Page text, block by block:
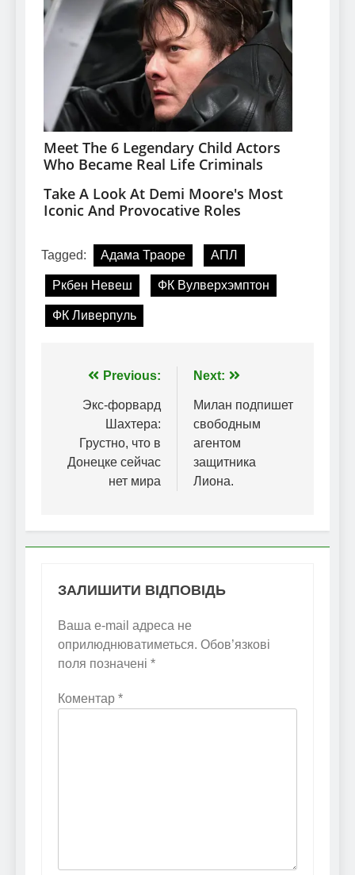
Tagged: Адама Траоре АПЛ
Ркбен Невеш ФК Вулверхэмптон
ФК Ливерпуль
Навігація
записів
Previous:
Экс-форвард
Шахтера:
Грустно, что в
Донецке сейчас
нет мира
Next:
Милан подпишет
свободным
агентом
защитника
Лиона.
ЗАЛИШИТИ ВІДПОВІДЬ
Ваша e-mail адреса не
оприлюднюватиметься. Обов’язкові
поля позначені *
Коментар *